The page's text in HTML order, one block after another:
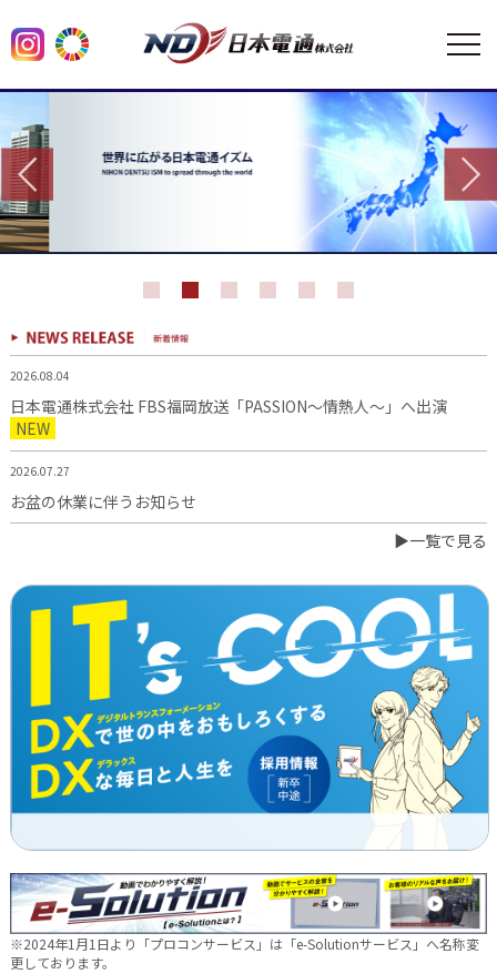
2026.08.04
日本電通株式会社 FBS福岡放送「PASSION～情熱人～」へ出演
NEW
2026.07.27
お盆の休業に伴うお知らせ
日本電通グループ、食品事業へ新たな挑戦 ～株式会社中野和一
郎商店をグループ会社化し食品製造事業を開始～
2026.06.16
新卒10期生 辞令交付式を行いました
2026.05.28
現場に新たな活気を！NDTEC株式会社に4名の仲間が加わりました
🔧
2026.05.13
新卒第10期生 OJT研修の様子をご紹介✨
2026.04.28
▶一覧で見る
※2024年1月1日より「プロコンサービス」は「e-Solutionサービス」へ名称変
更しております。